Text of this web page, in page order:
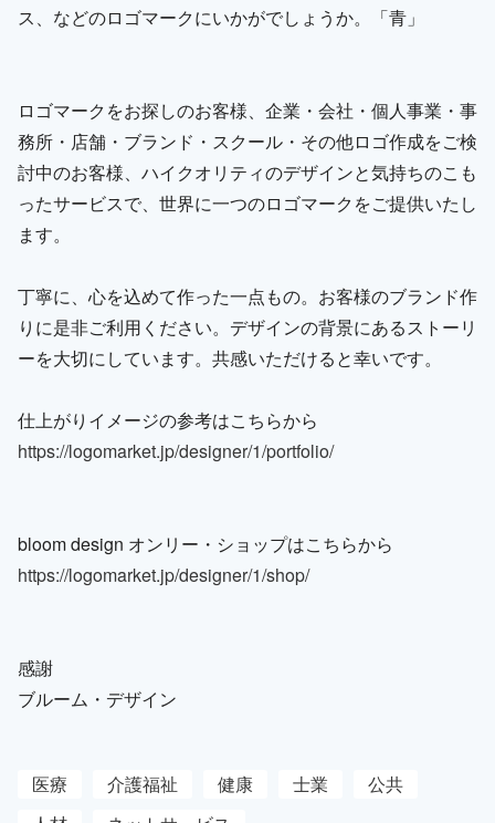
ス、などのロゴマークにいかがでしょうか。「青」
ロゴマークをお探しのお客様、企業・会社・個人事業・事
務所・店舗・ブランド・スクール・その他ロゴ作成をご検
討中のお客様、ハイクオリティのデザインと気持ちのこも
ったサービスで、世界に一つのロゴマークをご提供いたし
ます。
丁寧に、心を込めて作った一点もの。お客様のブランド作
りに是非ご利用ください。デザインの背景にあるストーリ
ーを大切にしています。共感いただけると幸いです。
仕上がりイメージの参考はこちらから
https://logomarket.jp/designer/1/portfolio/
bloom design オンリー・ショップはこちらから
https://logomarket.jp/designer/1/shop/
感謝
ブルーム・デザイン
医療 介護福祉 健康 士業
公共